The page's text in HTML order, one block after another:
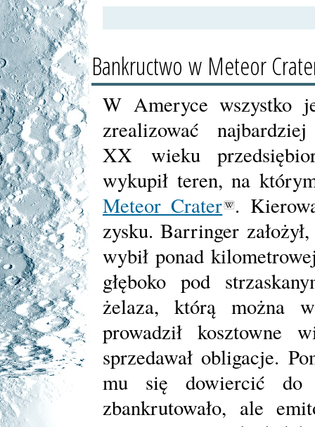
Bankructwo w Meteor
W Ameryce wszystko
zrealizować
XX wieku
wykupił teren, na
Meteor Crater .
zysku. Barringer
wybił ponad
głęboko pod
żelaza, którą można
prowadził kosztowne
sprzedawał obligacje.
mu się dowiercić do
zbankrutowało, ale